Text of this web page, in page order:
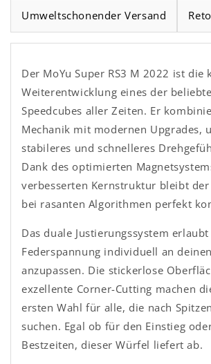
Umweltschonender Versand
Der MoYu Super RS3 M 2022 ist die
Weiterentwicklung eines der
Speedcubes aller Zeiten. Er
Mechanik mit modernen Upgrades,
stabileres und schnelleres
Dank des optimierten
verbesserten Kernstruktur bleibt
bei rasanten Algorithmen perfekt
Das duale Justierungssystem
Federspannung individuell an
anzupassen. Die stickerlose
exzellente Corner-Cutting machen
ersten Wahl für alle, die nach
suchen. Egal ob für den Einstieg
Bestzeiten, dieser Würfel liefert ab.